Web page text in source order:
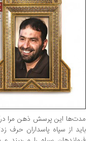
این پرسش ذهن مرا درگیر
از سپاه پاسداران حرف زد؟